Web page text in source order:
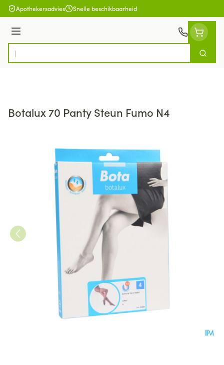
Ga naar de inhoud
Apothekersadvies Snelle beschikbaarheid
Menu
Product, merk, categorie...
Zoek
Botalux 70 Panty Steun Fumo N4